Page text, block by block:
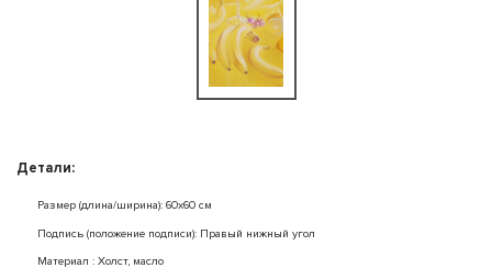
Детали:
Размер (длина/ширина): 60x60 см
Подпись (положение подписи): Правый нижный угол
Mатериал : Холст, масло